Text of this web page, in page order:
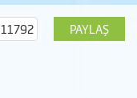
PAYLAŞ
11792